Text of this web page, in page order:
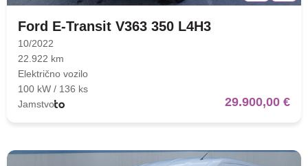
Ford E-Transit V363 350 L4H3
10/2022
22.922 km
Električno vozilo
100 kW / 136 ks
Jamstvo
29.900,00 €